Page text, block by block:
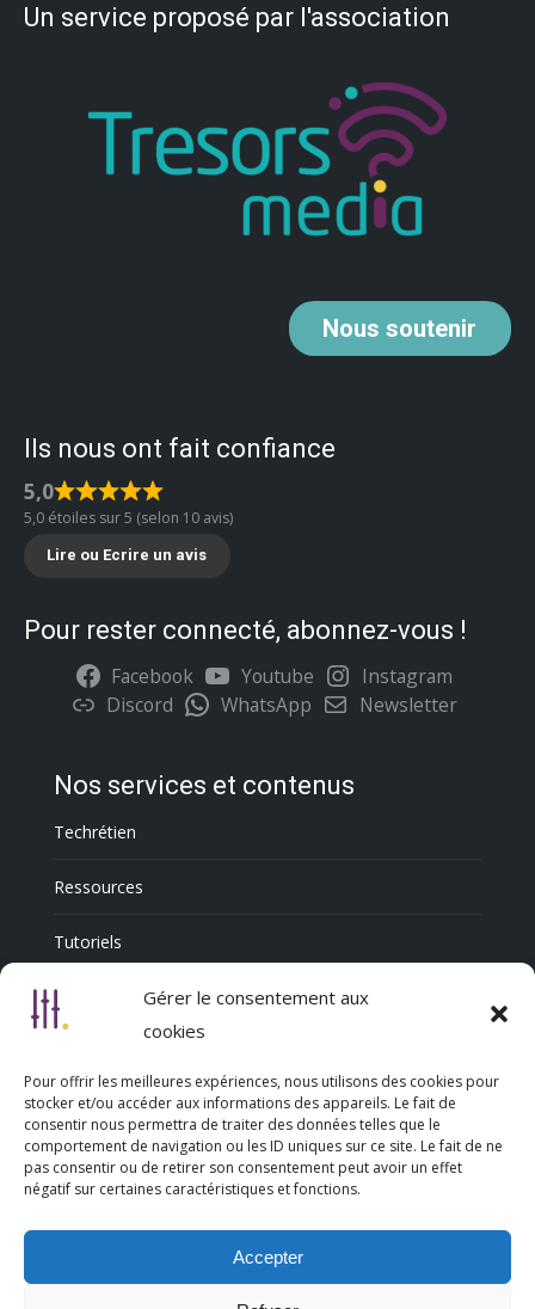
Gérer le consentement aux
cookies
Pour offrir les meilleures expériences, nous utilisons des cookies pour
stocker et/ou accéder aux informations des appareils. Le fait de
consentir nous permettra de traiter des données telles que le
comportement de navigation ou les ID uniques sur ce site. Le fait de ne
pas consentir ou de retirer son consentement peut avoir un effet
négatif sur certaines caractéristiques et fonctions.
Accepter
Un service proposé par l'association
Noussoutenir
Ils nous ont fait confiance
5,0
5,0 étoiles sur 5 (selon 10 avis)
Lire ou Ecrire un avis
Pour rester connecté, abonnez-vous !
Facebook Youtube
Instagram
Discord
WhatsApp Newsletter
Nos services et contenus
Techrétien
Ressources
Tutoriels
Annuaire Professionnel
Nous découvrir
Qui sommes-nous
L’association Trésorsmédia